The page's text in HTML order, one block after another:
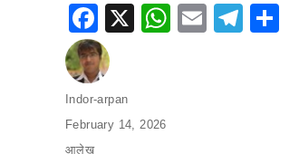
F
a
c
e
b
X
W
E
T
Author
Indor-arpan
Posted
February 14, 2026
Categories
आलेख